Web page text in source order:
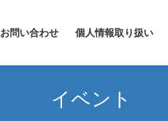
お問い合わせ 個人情報取り扱い
イベント